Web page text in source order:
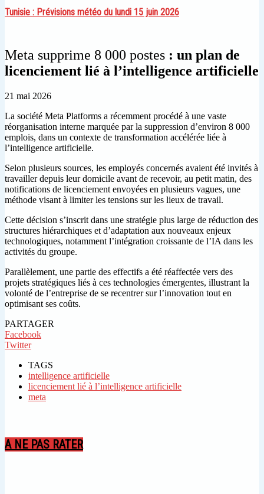
Tunisie : Prévisions météo du lundi 15 juin 2026
Meta supprime 8 000 postes : un plan de
licenciement lié à l’intelligence artificielle
21 mai 2026
La société Meta Platforms a récemment procédé à une vaste
réorganisation interne marquée par la suppression d’environ 8 000
emplois, dans un contexte de transformation accélérée liée à
l’intelligence artificielle.
Selon plusieurs sources, les employés concernés avaient été invités à
travailler depuis leur domicile avant de recevoir, au petit matin, des
notifications de licenciement envoyées en plusieurs vagues, une
méthode visant à limiter les tensions sur les lieux de travail.
Cette décision s’inscrit dans une stratégie plus large de réduction des
structures hiérarchiques et d’adaptation aux nouveaux enjeux
technologiques, notamment l’intégration croissante de l’IA dans les
activités du groupe.
Parallèlement, une partie des effectifs a été réaffectée vers des
projets stratégiques liés à ces technologies émergentes, illustrant la
volonté de l’entreprise de se recentrer sur l’innovation tout en
optimisant ses coûts.
PARTAGER
Facebook
Twitter
TAGS
intelligence artificielle
licenciement lié à l’intelligence artificielle
meta
A NE PAS RATER